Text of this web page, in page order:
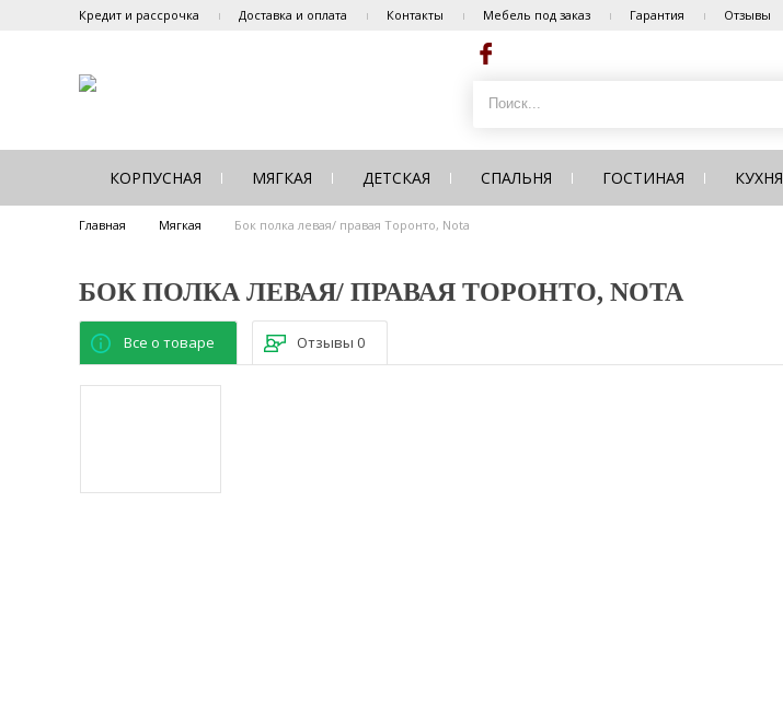
Кредит и рассрочка Доставка и оплата Контакты Мебель под заказ Гарантия Отзывы
КОРПУСНАЯ МЯГКАЯ ДЕТСКАЯ СПАЛЬНЯ ГОСТИНАЯ КУХНЯ
Главная Мягкая Бок полка левая/ правая Торонто, Nota
БОК ПОЛКА ЛЕВАЯ/ ПРАВАЯ ТОРОНТО, NOTA
Все о товаре Отзывы 0